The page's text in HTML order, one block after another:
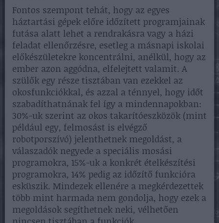
Fontos szempont tehát, hogy az egyes
háztartási gépek előre időzített programjainak
futása alatt lehet a rendrakásra vagy a házi
feladat ellenőrzésre, esetleg a másnapi iskolai
előkészületekre koncentrálni, anélkül, hogy az
ember azon aggódna, elfelejtett valamit. A
szülők egy része tisztában van ezekkel az
okosfunkciókkal, és azzal a ténnyel, hogy időt
szabadíthatnának fel így a mindennapokban:
30%-uk szerint az okos takarítóeszközök (mint
például egy, felmosást is elvégző
robotporszívó) jelenthetnek megoldást, a
válaszadók negyede a speciális mosási
programokra, 15%-uk a konkrét ételkészítési
programokra, 14% pedig az időzítő funkcióra
esküszik. Mindezek ellenére a megkérdezettek
több mint harmada nem gondolja, hogy ezek a
megoldások segíthetnek neki, vélhetően